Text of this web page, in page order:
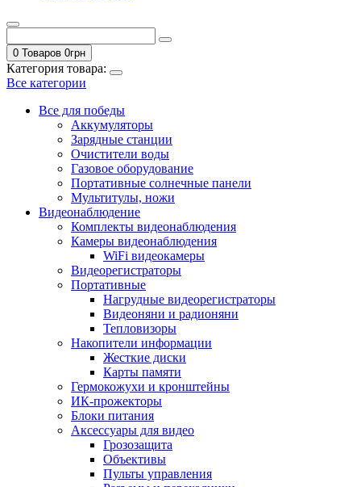
0 Товаров 0грн
Категория товара:
Все категории
Все для победы
Аккумуляторы
Зарядные станции
Очистители воды
Газовое оборудование
Портативные солнечные панели
Мультитулы, ножи
Видеонаблюдение
Комплекты видеонаблюдения
Камеры видеонаблюдения
WiFi видеокамеры
Видеорегистраторы
Портативные
Нагрудные видеорегистраторы
Видеоняни и радионяни
Тепловизоры
Накопители информации
Жесткие диски
Карты памяти
Гермокожухи и кронштейны
ИК-прожекторы
Блоки питания
Аксессуары для видео
Грозозащита
Объективы
Пульты управления